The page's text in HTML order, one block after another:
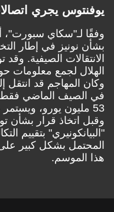
يوفنتوس يجري
وفقًا لـ"سكاي سبورت"،
بشأن نونيز في إطار
الانتقالات الصيفية.
الهلال لجمع معلومات
وكان المهاجم قد انتقل
في الصيف الماضي
وقبل اتخاذ قرار بشأن
"البيانكونيري" بتقييم
المحتمل بشكل كبير على
هذا الموسم.